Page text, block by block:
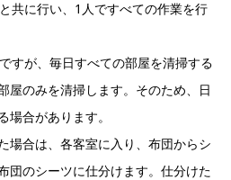
共に行い、1人ですべての作業を行
すが、毎日すべての部屋を清掃する
屋のみを清掃します。そのため、日
場合があります。
場合は、各客室に入り、布団からシ
団のシーツに仕分けます。仕分けた